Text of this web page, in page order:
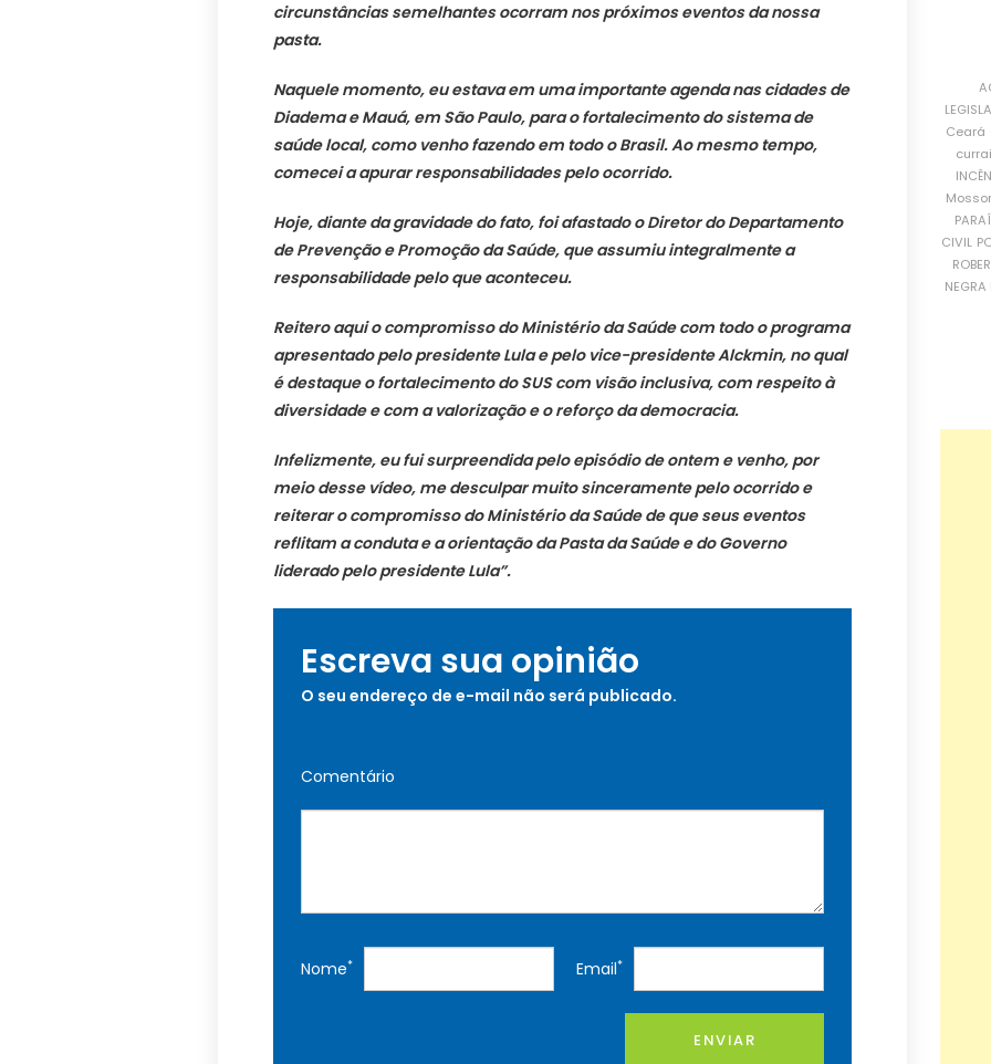
circunstâncias semelhantes ocorram nos próximos eventos da nossa
pasta.
Naquele momento, eu estava em uma importante agenda nas cidades de
Diadema e Mauá, em São Paulo, para o fortalecimento do sistema de
saúde local, como venho fazendo em todo o Brasil. Ao mesmo tempo,
comecei a apurar responsabilidades pelo ocorrido.
Hoje, diante da gravidade do fato, foi afastado o Diretor do Departamento
de Prevenção e Promoção da Saúde, que assumiu integralmente a
responsabilidade pelo que aconteceu.
Reitero aqui o compromisso do Ministério da Saúde com todo o programa
apresentado pelo presidente Lula e pelo vice-presidente Alckmin, no qual
é destaque o fortalecimento do SUS com visão inclusiva, com respeito à
diversidade e com a valorização e o reforço da democracia.
Infelizmente, eu fui surpreendida pelo episódio de ontem e venho, por
meio desse vídeo, me desculpar muito sinceramente pelo ocorrido e
reiterar o compromisso do Ministério da Saúde de que seus eventos
reflitam a conduta e a orientação da Pasta da Saúde e do Governo
liderado pelo presidente Lula”.
Escreva sua opinião
O seu endereço de e-mail não será publicado.
Comentário
Nome* Email*
ENVIAR
Ceará
CIVIL
NEGRA